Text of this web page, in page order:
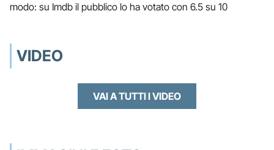
modo: su Imdb il pubblico lo ha votato con 6.5 su 10
VIDEO
VAI A TUTTI I VIDEO